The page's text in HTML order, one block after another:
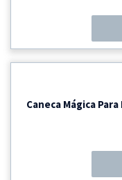
Caneca Mágica